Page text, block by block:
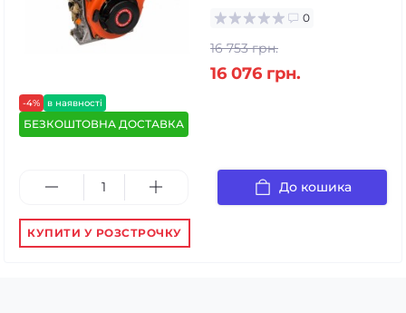
-4% в наявності
БЕЗКОШТОВНА ДОСТАВКА
0
16 753 грн.
16 076 грн.
До кошика
КУПИТИ У РОЗСТРОЧКУ